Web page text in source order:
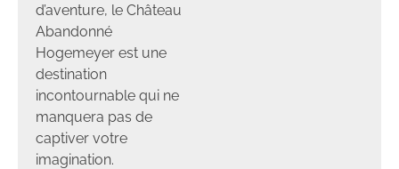
d’aventure, le Château
Abandonné
Hogemeyer est une
destination
incontournable qui ne
manquera pas de
captiver votre
imagination.